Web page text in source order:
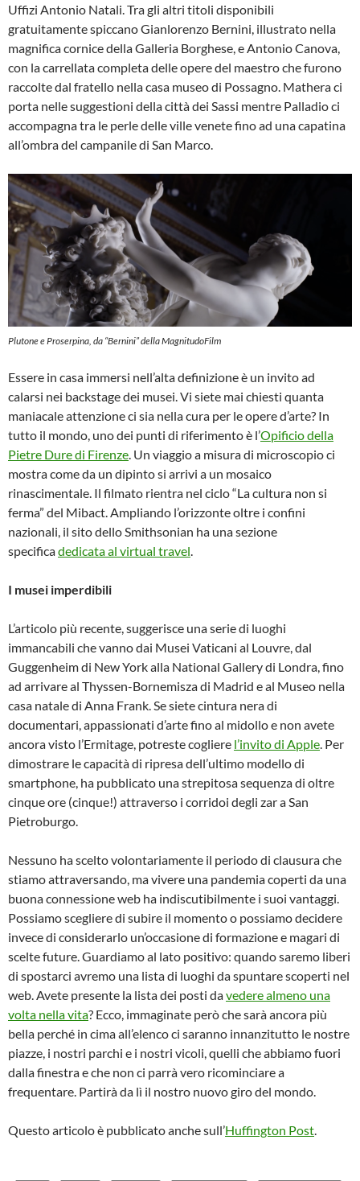
Uffizi Antonio Natali. Tra gli altri titoli disponibili
gratuitamente spiccano Gianlorenzo Bernini, illustrato nella
magnifica cornice della Galleria Borghese, e Antonio Canova,
con la carrellata completa delle opere del maestro che furono
raccolte dal fratello nella casa museo di Possagno. Mathera ci
porta nelle suggestioni della città dei Sassi mentre Palladio ci
accompagna tra le perle delle ville venete fino ad una capatina
all’ombra del campanile di San Marco.
Plutone e Proserpina, da “Bernini” della MagnitudoFilm
Essere in casa immersi nell’alta definizione è un invito ad
calarsi nei backstage dei musei. Vi siete mai chiesti quanta
maniacale attenzione ci sia nella cura per le opere d’arte? In
tutto il mondo, uno dei punti di riferimento è l’Opificio della
Pietre Dure di Firenze. Un viaggio a misura di microscopio ci
mostra come da un dipinto si arrivi a un mosaico
rinascimentale. Il filmato rientra nel ciclo “La cultura non si
ferma” del Mibact. Ampliando l’orizzonte oltre i confini
nazionali, il sito dello Smithsonian ha una sezione
specificadedicata al virtual travel.
I musei imperdibili
L’articolo più recente, suggerisce una serie di luoghi
immancabili che vanno dai Musei Vaticani al Louvre, dal
Guggenheim di New York alla National Gallery di Londra, fino
ad arrivare al Thyssen-Bornemisza di Madrid e al Museo nella
casa natale di Anna Frank. Se siete cintura nera di
documentari, appassionati d’arte fino al midollo e non avete
ancora visto l’Ermitage, potreste cogliere l’invito di Apple. Per
dimostrare le capacità di ripresa dell’ultimo modello di
smartphone, ha pubblicato una strepitosa sequenza di oltre
cinque ore (cinque!) attraverso i corridoi degli zar a San
Pietroburgo.
Nessuno ha scelto volontariamente il periodo di clausura che
stiamo attraversando, ma vivere una pandemia coperti da una
buona connessione web ha indiscutibilmente i suoi vantaggi.
Possiamo scegliere di subire il momento o possiamo decidere
invece di considerarlo un’occasione di formazione e magari di
scelte future. Guardiamo al lato positivo: quando saremo liberi
di spostarci avremo una lista di luoghi da spuntare scoperti nel
web. Avete presente la lista dei posti davedere almeno una
volta nella vita? Ecco, immaginate però che sarà ancora più
bella perché in cima all’elenco ci saranno innanzitutto le nostre
piazze, i nostri parchi e i nostri vicoli, quelli che abbiamo fuori
dalla finestra e che non ci parrà vero ricominciare a
frequentare. Partirà da lì il nostro nuovo giro del mondo.
Questo articolo è pubblicato anche sull’Huffington Post.